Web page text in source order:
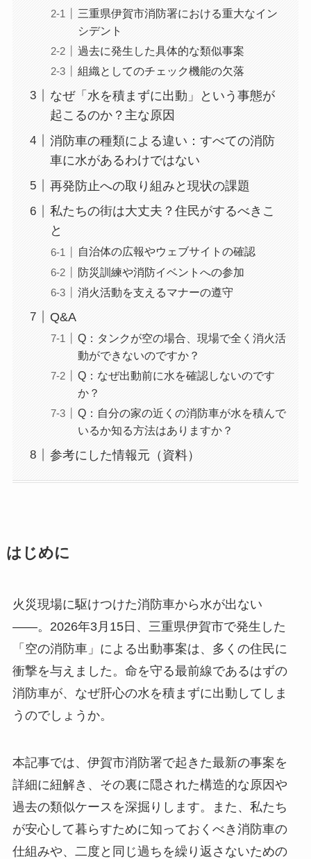
三重県伊賀市消防署における重大なイン
シデント
過去に発生した具体的な類似事案
組織としてのチェック機能の欠落
なぜ「水を積まずに出動」という事態が
起こるのか？主な原因
消防車の種類による違い：すべての消防
車に水があるわけではない
再発防止への取り組みと現状の課題
私たちの街は大丈夫？住民がするべきこ
と
自治体の広報やウェブサイトの確認
防災訓練や消防イベントへの参加
消火活動を支えるマナーの遵守
Q&A
Q：タンクが空の場合、現場で全く消火活
動ができないのですか？
Q：なぜ出動前に水を確認しないのです
か？
Q：自分の家の近くの消防車が水を積んで
いるか知る方法はありますか？
参考にした情報元（資料）
はじめに
火災現場に駆けつけた消防車から水が出ない
――。2026年3月15日、三重県伊賀市で発生した
「空の消防車」による出動事案は、多くの住民に
衝撃を与えました。命を守る最前線であるはずの
消防車が、なぜ肝心の水を積まずに出動してしま
うのでしょうか。
本記事では、伊賀市消防署で起きた最新の事案を
詳細に紐解き、その裏に隠された構造的な原因や
過去の類似ケースを深掘りします。また、私たち
が安心して暮らすために知っておくべき消防車の
仕組みや、二度と同じ過ちを繰り返さないための